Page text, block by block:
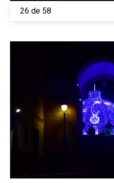
26 de 58